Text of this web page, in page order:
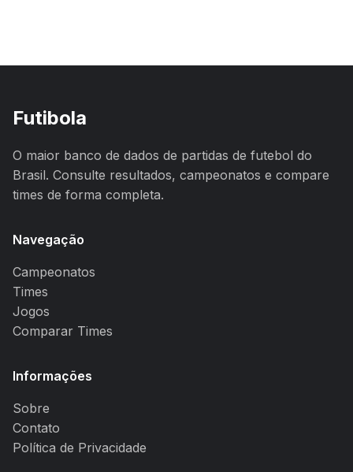
Futibola
O maior banco de dados de partidas de futebol do
Brasil. Consulte resultados, campeonatos e compare
times de forma completa.
Navegação
Campeonatos
Times
Jogos
Comparar Times
Informações
Sobre
Contato
Política de Privacidade